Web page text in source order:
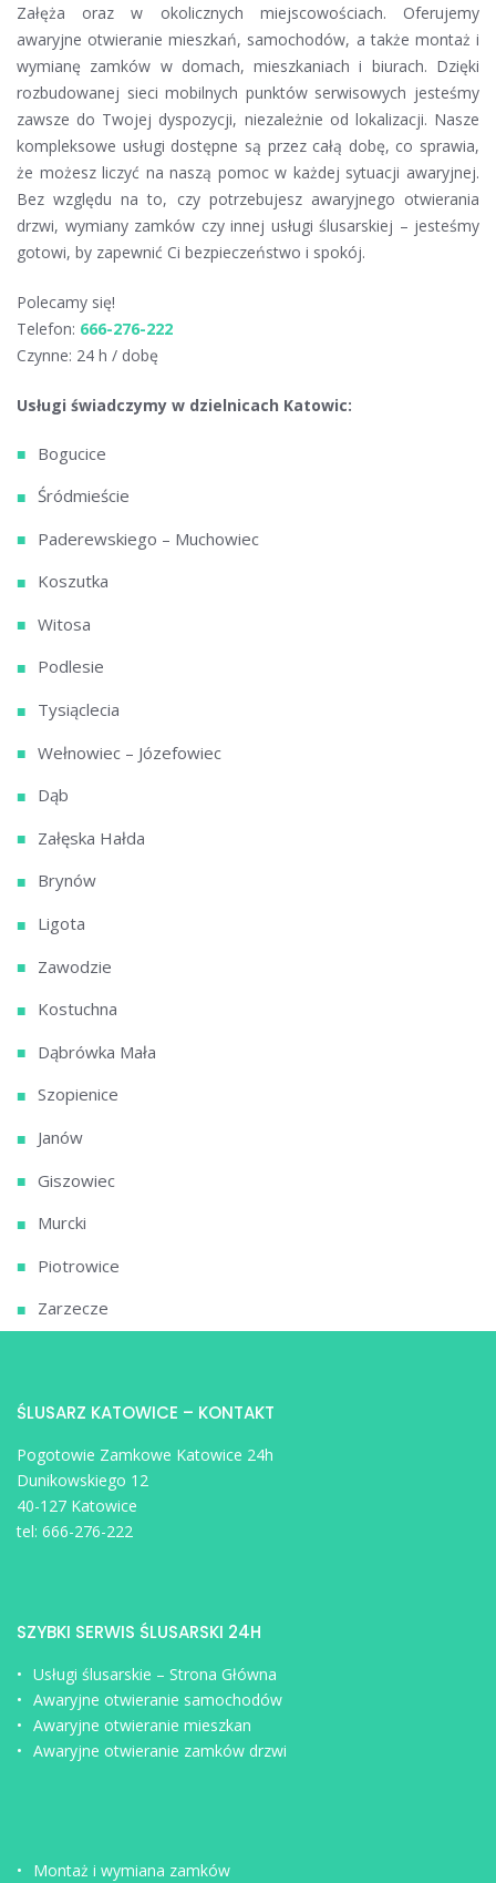
Załęża oraz w okolicznych miejscowościach. Oferujemy
awaryjne otwieranie mieszkań, samochodów, a także montaż i
wymianę zamków w domach, mieszkaniach i biurach. Dzięki
rozbudowanej sieci mobilnych punktów serwisowych jesteśmy
zawsze do Twojej dyspozycji, niezależnie od lokalizacji. Nasze
kompleksowe usługi dostępne są przez całą dobę, co sprawia,
że możesz liczyć na naszą pomoc w każdej sytuacji awaryjnej.
Bez względu na to, czy potrzebujesz awaryjnego otwierania
drzwi, wymiany zamków czy innej usługi ślusarskiej – jesteśmy
gotowi, by zapewnić Ci bezpieczeństwo i spokój.
Polecamy się!
Telefon: 666-276-222
Czynne: 24 h / dobę
Usługi świadczymy w dzielnicach Katowic:
Bogucice
Śródmieście
Paderewskiego – Muchowiec
Koszutka
Witosa
Podlesie
Tysiąclecia
Wełnowiec – Józefowiec
Dąb
Załęska Hałda
Brynów
Ligota
Zawodzie
Kostuchna
Dąbrówka Mała
Szopienice
Janów
Giszowiec
Murcki
Piotrowice
Zarzecze
ŚLUSARZ KATOWICE – KONTAKT
Pogotowie Zamkowe Katowice 24h
Dunikowskiego 12
40-127 Katowice
tel: 666-276-222
SZYBKI SERWIS ŚLUSARSKI 24H
Usługi ślusarskie – Strona Główna
Awaryjne otwieranie samochodów
Awaryjne otwieranie mieszkan
Awaryjne otwieranie zamków drzwi
Montaż i wymiana zamków